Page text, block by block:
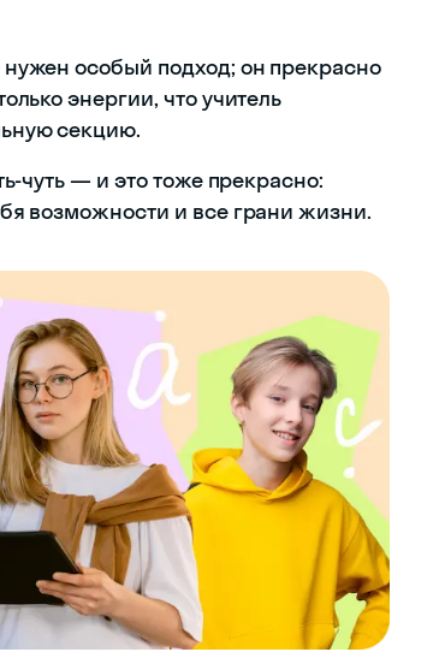
особый подход; он прекрасно
энергии, что учитель
секцию.
чуть — и это тоже прекрасно:
возможности и все грани жизни.